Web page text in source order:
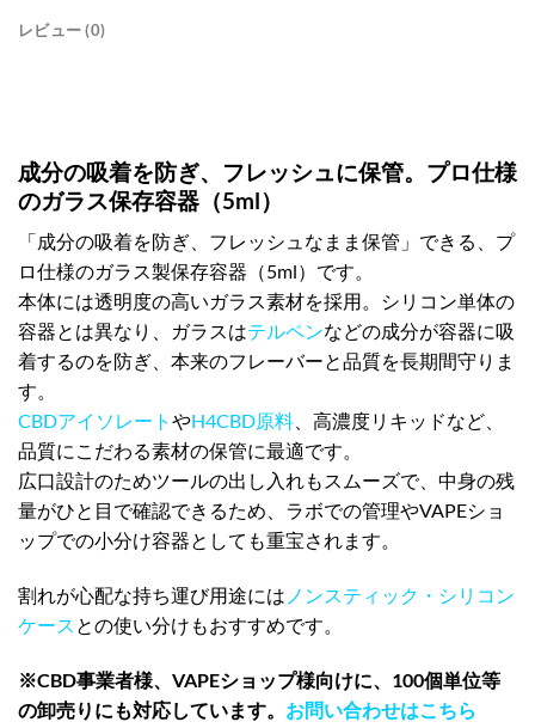
レビュー (0)
成分の吸着を防ぎ、フレッシュに保管。プロ仕様
のガラス保存容器（5ml）
「成分の吸着を防ぎ、フレッシュなまま保管」できる、プ
ロ仕様のガラス製保存容器（5ml）です。
本体には透明度の高いガラス素材を採用。シリコン単体の
容器とは異なり、ガラスはテルペンなどの成分が容器に吸
着するのを防ぎ、本来のフレーバーと品質を長期間守りま
す。
CBDアイソレート やH4CBD原料 、高濃度リキッドなど、
品質にこだわる素材の保管に最適です。
広口設計のためツールの出し入れもスムーズで、中身の残
量がひと目で確認できるため、ラボでの管理やVAPEショ
ップでの小分け容器としても重宝されます。
割れが心配な持ち運び用途には ノンスティック・シリコン
ケース との使い分けもおすすめです。
※CBD事業者様、VAPEショップ様向けに、100個単位等
の卸売りにも対応しています。 お問い合わせはこちら